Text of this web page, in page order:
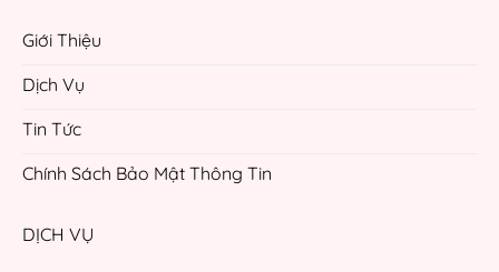
Giới Thiệu
Dịch Vụ
Tin Tức
Chính Sách Bảo Mật Thông Tin
DỊCH VỤ